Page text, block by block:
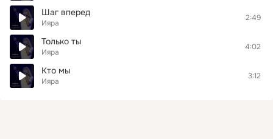
Шаг вперед
Ияра
2:49
Только ты
Ияра
4:02
Кто мы
Ияра
3:12